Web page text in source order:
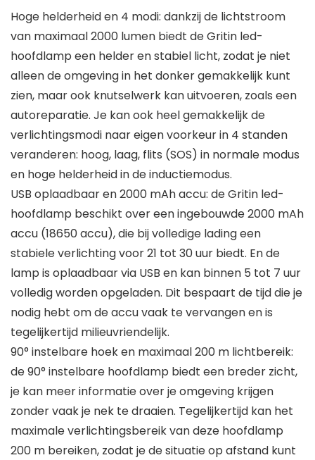
Hoge helderheid en 4 modi: dankzij de lichtstroom
van maximaal 2000 lumen biedt de Gritin led-
hoofdlamp een helder en stabiel licht, zodat je niet
alleen de omgeving in het donker gemakkelijk kunt
zien, maar ook knutselwerk kan uitvoeren, zoals een
autoreparatie. Je kan ook heel gemakkelijk de
verlichtingsmodi naar eigen voorkeur in 4 standen
veranderen: hoog, laag, flits (SOS) in normale modus
en hoge helderheid in de inductiemodus.
USB oplaadbaar en 2000 mAh accu: de Gritin led-
hoofdlamp beschikt over een ingebouwde 2000 mAh
accu (18650 accu), die bij volledige lading een
stabiele verlichting voor 21 tot 30 uur biedt. En de
lamp is oplaadbaar via USB en kan binnen 5 tot 7 uur
volledig worden opgeladen. Dit bespaart de tijd die je
nodig hebt om de accu vaak te vervangen en is
tegelijkertijd milieuvriendelijk.
90° instelbare hoek en maximaal 200 m lichtbereik:
de 90° instelbare hoofdlamp biedt een breder zicht,
je kan meer informatie over je omgeving krijgen
zonder vaak je nek te draaien. Tegelijkertijd kan het
maximale verlichtingsbereik van deze hoofdlamp
200 m bereiken, zodat je de situatie op afstand kunt